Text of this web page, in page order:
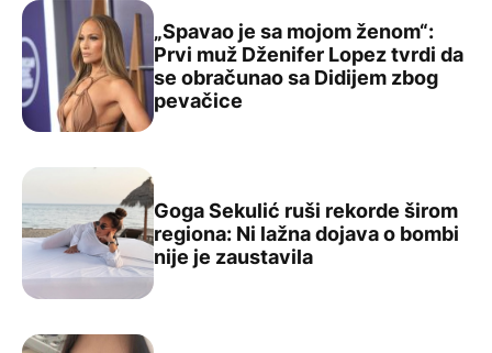
„Spavao je sa mojom ženom“: Prvi muž Dženifer
„Spavao je sa mojom ženom“:
Prvi muž Dženifer Lopez tvrdi da
se obračunao sa Didijem zbog
pevačice
Goga Sekulić ruši rekorde širom regiona: Ni lažna
Goga Sekulić ruši rekorde širom
regiona: Ni lažna dojava o bombi
nije je zaustavila